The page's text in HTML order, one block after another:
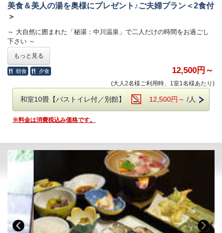
美食＆美人の湯を奥様にプレゼント♪ご夫婦プラン＜2食付
＞
～ 大自然に囲まれた「秘湯：中川温泉」で二人だけの時間をお過ごし
下さい ～
子育ても終わり、時間に少しゆとりが出来てきたこの頃…。
その時間を利用して長い間、子育てと家事をしながら旦那様を支えてき
日頃の感謝の気持ちを込めて、温泉旅行のプレゼントはいかがですか？
旅行先で気持ちを伝える事で、きっと奥様は喜ぶと思います。
奥様とふたり『語らいを楽しむ』贅沢な時間をお過ごしください。
自然豊かな立地ですので近くに目印になる建物がありません。
カーナビをご利用の際はマップコード検索をご利用下さい。
マップコード 732 066 706*55
□■お食事のご案内■□
山川の恵みを楽しめる和会席。
どれも地の食材を楽しめる、お客様の目も舌もご満足頂けるお食事で
す。
もっと見る
朝食 夕食 12,500円～
(大人2名様ご利用時、1室1名様あたり)
和室10畳【バストイレ付／別館】 12,500円～ /人
※料金は消費税込み価格です。